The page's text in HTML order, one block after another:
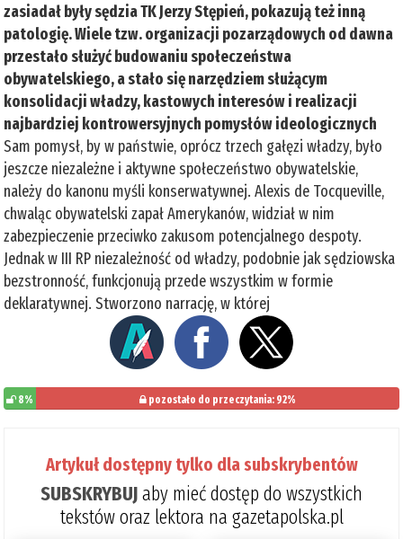
zasiadał były sędzia TK Jerzy Stępień, pokazują też inną
patologię. Wiele tzw. organizacji pozarządowych od dawna
przestało służyć budowaniu społeczeństwa
obywatelskiego, a stało się narzędziem służącym
konsolidacji władzy, kastowych interesów i realizacji
najbardziej kontrowersyjnych pomysłów ideologicznych
Sam pomysł, by w państwie, oprócz trzech gałęzi władzy, było
jeszcze niezależne i aktywne społeczeństwo obywatelskie,
należy do kanonu myśli konserwatywnej. Alexis de Tocqueville,
chwaląc obywatelski zapał Amerykanów, widział w nim
zabezpieczenie przeciwko zakusom potencjalnego despoty.
Jednak w III RP niezależność od władzy, podobnie jak sędziowska
bezstronność, funkcjonują przede wszystkim w formie
deklaratywnej. Stworzono narrację, w której
8% pozostało do przeczytania: 92%
Artykuł dostępny tylko dla subskrybentów
SUBSKRYBUJaby mieć dostęp do wszystkich
tekstów oraz lektora na gazetapolska.pl